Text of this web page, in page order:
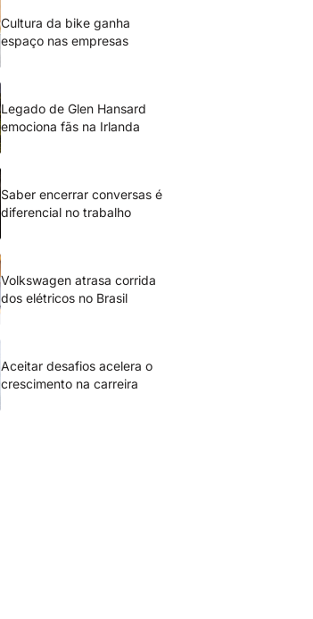
Cultura da bike ganha
espaço nas empresas
Legado de Glen Hansard
emociona fãs na Irlanda
Saber encerrar conversas é
diferencial no trabalho
Volkswagen atrasa corrida
dos elétricos no Brasil
Aceitar desafios acelera o
crescimento na carreira